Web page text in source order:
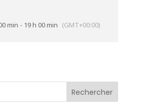
min - 19 h 00 min (GMT+00:00)